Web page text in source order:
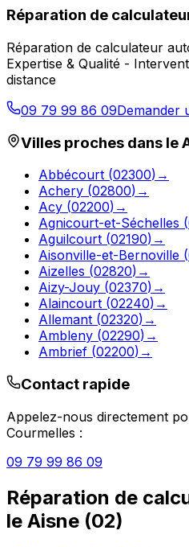
Réparation de
Réparation de calculateur
Expertise & Qualité -
distance
09 79 99 86 09Demander
Villes proches dans le
Abbécourt (02300) →
Achery (02800) →
Acy (02200) →
Agnicourt-et-Séchelles (
Aguilcourt (02190) →
Aisonville-et-Bernoville (
Aizelles (02820) →
Aizy-Jouy (02370) →
Alaincourt (02240) →
Allemant (02320) →
Ambleny (02290) →
Ambrief (02200) →
Contact rapide
Appelez-nous directement
Courmelles :
09 79 99 86 09
Réparation de
le Aisne (02)